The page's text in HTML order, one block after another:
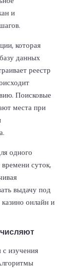
и
которая
данных
реестр
Поисковые
места при
одного
суток,
выдачу под
онлайн и
с изучения